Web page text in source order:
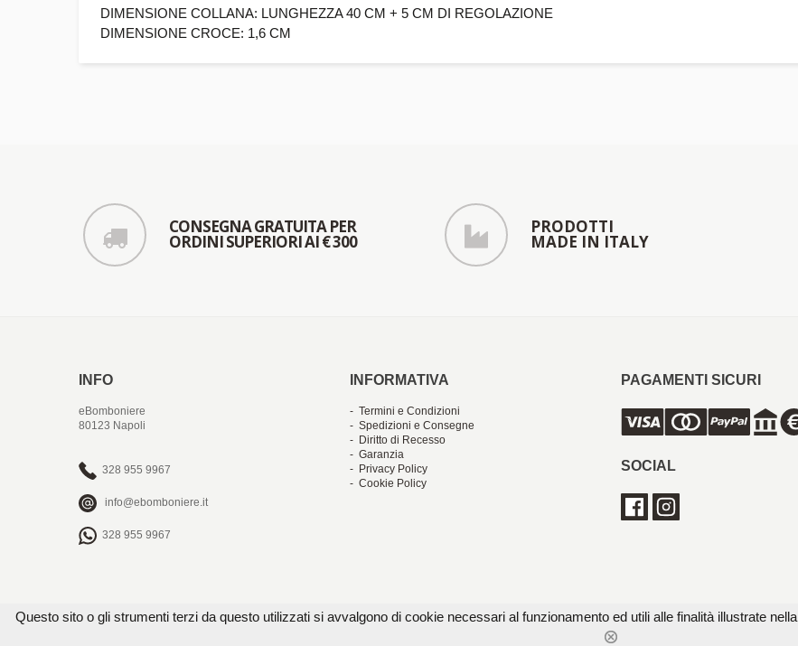
DIMENSIONE COLLANA: LUNGHEZZA 40 CM + 5 CM DI REGOLAZIONE
DIMENSIONE CROCE: 1,6 CM
CONSEGNA GRATUITA PER
ORDINI SUPERIORI AI € 300
PRODOTTI
MADE IN ITALY
INFO
eBomboniere
80123 Napoli
328 955 9967
info@ebomboniere.it
328 955 9967
INFORMATIVA
- Termini e Condizioni
- Spedizioni e Consegne
- Diritto di Recesso
- Garanzia
- Privacy Policy
- Cookie Policy
PAGAMENTI SICURI
SOCIAL
Questo sito o gli strumenti terzi da questo utilizzati si avvalgono di cookie necessari al funzionamento ed utili alle finalità illustrate nella